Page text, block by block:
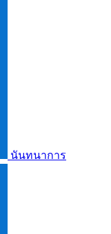
นันทนาการ